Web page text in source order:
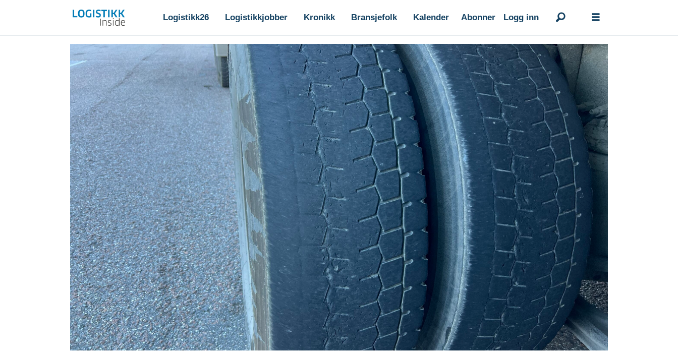
Logistikk26 Logistikkjobber Kronikk Bransjefolk Kalender Abonner Logg inn